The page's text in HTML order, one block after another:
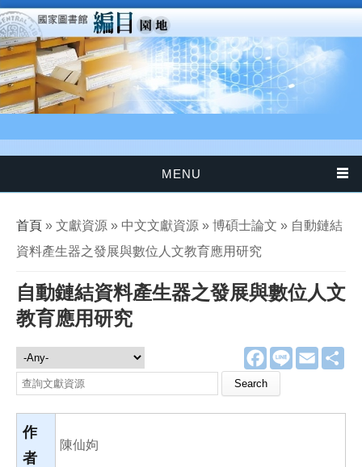
移至主內容
MENU
您在這裡
首頁 » 文獻資源 » 中文文獻資源 » 博碩士論文 » 自動鏈結
資料產生器之發展與數位人文教育應用研究
自動鏈結資料產生器之發展與數位人文
教育應用研究
F
a
e
o
L
E
m
文獻資源
Search this site
作
者
陳仙姁